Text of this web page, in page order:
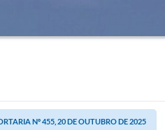
Nº 455, 20 DE OUTUBRO DE 2025